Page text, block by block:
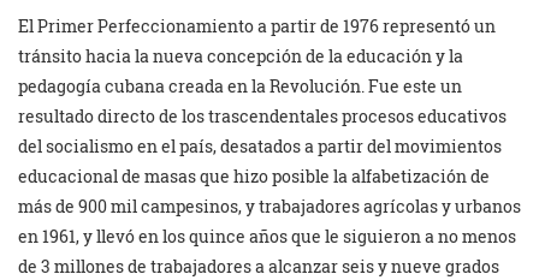
El Primer Perfeccionamiento a partir de 1976 representó un
tránsito hacia la nueva concepción de la educación y la
pedagogía cubana creada en la Revolución. Fue este un
resultado directo de los trascendentales procesos educativos
del socialismo en el país, desatados a partir del movimientos
educacional de masas que hizo posible la alfabetización de
más de 900 mil campesinos, y trabajadores agrícolas y urbanos
en 1961, y llevó en los quince años que le siguieron a no menos
de 3 millones de trabajadores a alcanzar seis y nueve grados